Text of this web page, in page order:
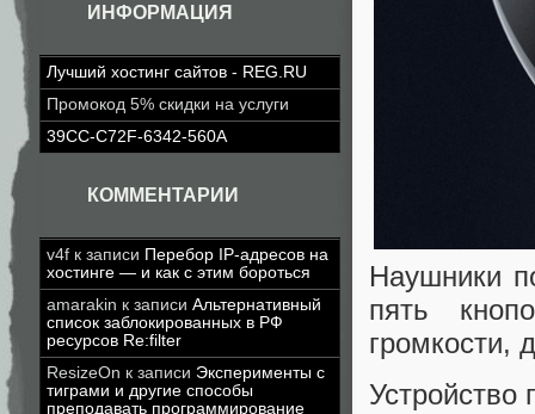
ИНФОРМАЦИЯ
Лучший хостинг сайтов - REG.RU
Промокод 5% скидки на услуги
39CC-C72F-6342-560A
КОММЕНТАРИИ
v4f к записи Перебор IP-адресов на
хостинге — и как с этим бороться
amarakin к записи Альтернативный
список заблокированных в РФ
ресурсов Re:filter
ResizeOn к записи Эксперименты с
тиграми и другие способы
преподавать программирование
Наушники
пять
громкости,
Устройство